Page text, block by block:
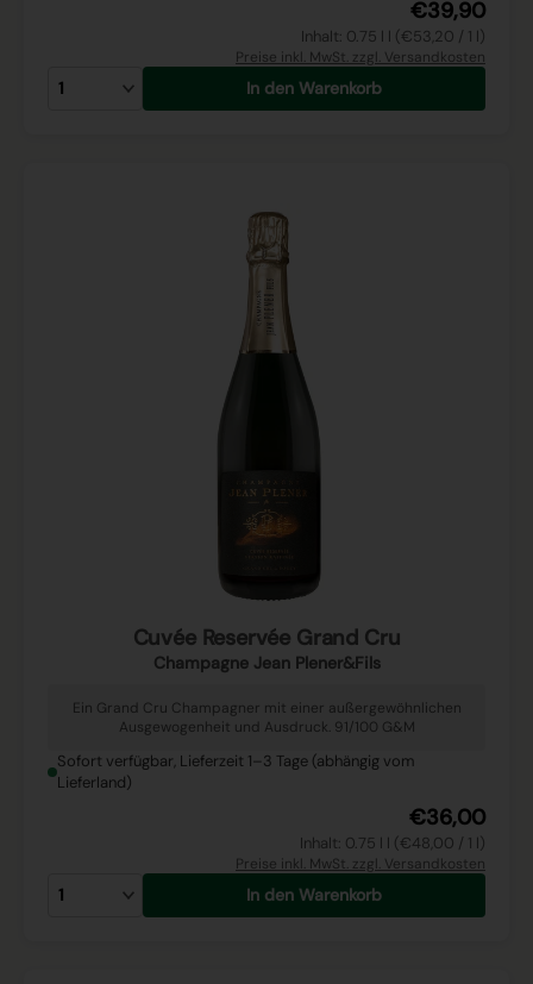
€39,90
Inhalt: 0.75 l l (€53,20 / 1 l)
Preise inkl. MwSt. zzgl. Versandkosten
In den Warenkorb
Cuvée Reservée Grand Cru
Champagne Jean Plener&Fils
Ein Grand Cru Champagner mit einer außergewöhnlichen
Ausgewogenheit und Ausdruck. 91/100 G&M
Sofort verfügbar, Lieferzeit 1–3 Tage (abhängig vom
Lieferland)
€36,00
Inhalt: 0.75 l l (€48,00 / 1 l)
Preise inkl. MwSt. zzgl. Versandkosten
In den Warenkorb